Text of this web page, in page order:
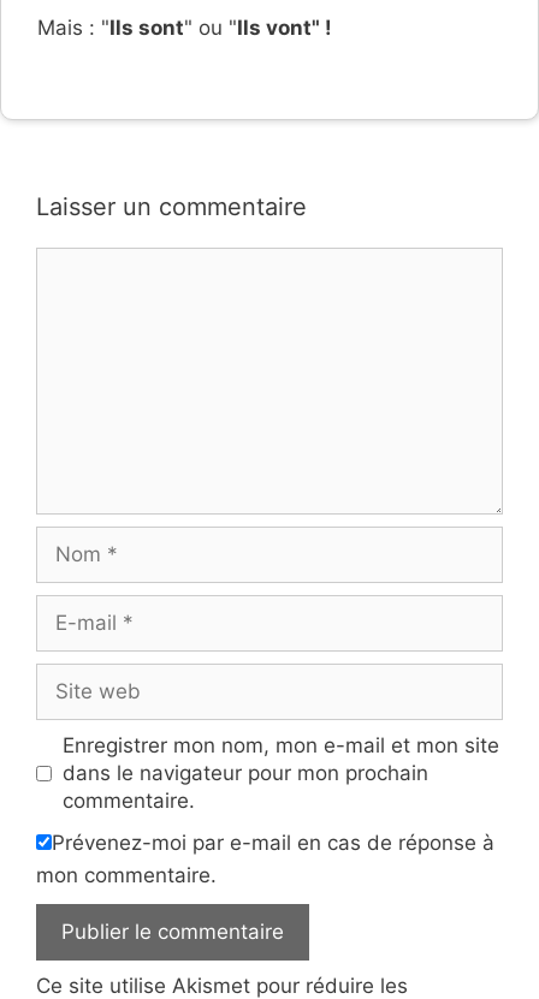
Mais : "Ils sont" ou "Ils vont" !
Laisser un commentaire
mail
web
Enregistrer mon nom, mon e-mail et mon site
dans le navigateur pour mon prochain
commentaire.
Prévenez-moi par e-mail en cas de réponse à
mon commentaire.
Ce site utilise Akismet pour réduire les